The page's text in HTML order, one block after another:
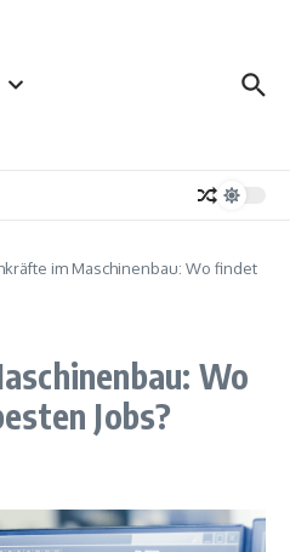
im Maschinenbau: Wo findet
Wo
Jobs?